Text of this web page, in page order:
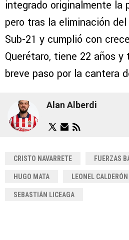
integrado originalmente la
pero tras la eliminación
Sub-21 y cumplió con
Querétaro, tiene 22 años
breve paso por la cantera
Alan Alberdi
CRISTO NAVARRETE FUERZAS
HUGO MATA LEONEL CALDERÓN
SEBASTIÁN LICEAGA